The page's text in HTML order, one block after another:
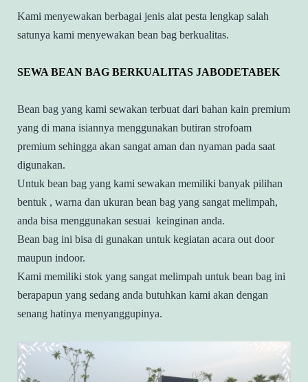
Kami menyewakan berbagai jenis alat pesta lengkap salah
satunya kami menyewakan bean bag berkualitas.
SEWA BEAN BAG BERKUALITAS JABODETABEK
Bean bag yang kami sewakan terbuat dari bahan kain premium
yang di mana isiannya menggunakan butiran strofoam
premium sehingga akan sangat aman dan nyaman pada saat
digunakan.
Untuk bean bag yang kami sewakan memiliki banyak pilihan
bentuk , warna dan ukuran bean bag yang sangat melimpah,
anda bisa menggunakan sesuai keinginan anda.
Bean bag ini bisa di gunakan untuk kegiatan acara out door
maupun indoor.
Kami memiliki stok yang sangat melimpah untuk bean bag ini
berapapun yang sedang anda butuhkan kami akan dengan
senang hatinya menyanggupinya.